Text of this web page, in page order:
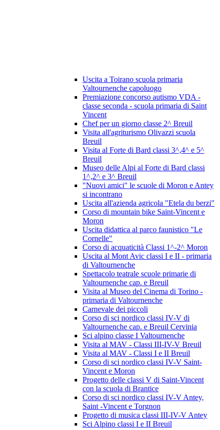
Uscita a Toirano scuola primaria
Valtournenche capoluogo
Premiazione concorso autismo VDA -
classe seconda - scuola primaria di Saint
Vincent
Chef per un giorno classe 2^ Breuil
Visita all'agriturismo Olivazzi scuola
Breuil
Visita al Forte di Bard classi 3^,4^ e 5^
Breuil
Museo delle Alpi al Forte di Bard classi
1^,2^ e 3^ Breuil
"Nuovi amici" le scuole di Moron e Antey
si incontrano
Uscita all'azienda agricola "Etela du berzi"
Corso di mountain bike Saint-Vincent e
Moron
Uscita didattica al parco faunistico "Le
Cornelle"
Corso di acquaticità Classi 1^-2^ Moron
Uscita al Mont Avic classi I e II - primaria
di Valtournenche
Spettacolo teatrale scuole primarie di
Valtournenche cap. e Breuil
Visita al Museo del Cinema di Torino -
primaria di Valtournenche
Carnevale dei piccoli
Corso di sci nordico classi IV-V di
Valtournenche cap. e Breuil Cervinia
Sci alpino classe I Valtournenche
Visita al MAV - Classi III-IV-V Breuil
Visita al MAV - Classi I e II Breuil
Corso di sci nordico classi IV-V Saint-
Vincent e Moron
Progetto delle classi V di Saint-Vincent
con la scuola di Brantice
Corso di sci nordico classi IV-V Antey,
Saint -Vincent e Torgnon
Progetto di musica classi III-IV-V Antey
Sci Alpino classi I e II Breuil